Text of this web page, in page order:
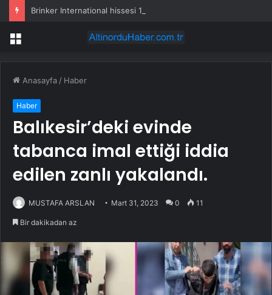
Menü
Anasayfa / Haber
Haber
Balıkesir’deki evinde
tabanca imal ettiği iddia
edilen zanlı yakalandı.
MUSTAFA ARSLAN Mart 31, 2023 0 11
Bir dakikadan az